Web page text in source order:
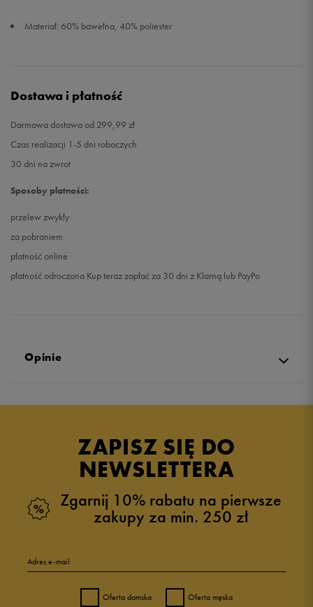
Materiał: 60% bawełna, 40% poliester
Dostawa i płatność
Darmowa dostawa od 299,99 zł
Czas realizacji 1-5 dni roboczych
30 dni na zwrot
Sposoby płatności:
przelew zwykły
za pobraniem
płatność online
płatność odroczona Kup teraz zapłać za 30 dni z Klarną lub PayPo
Opinie
ZAPISZ SIĘ DO
NEWSLETTERA
Zgarnij 10% rabatu na pierwsze
zakupy za min. 250 zł
Adres e-mail
Oferta damska Oferta męska